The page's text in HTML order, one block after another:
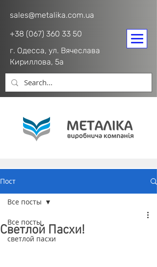
sales@metalika.com.ua
+38 (067) 360 33 50
г. Одесса, ул. Вячеслава
Кириллова, 5а
Пост
Все посты
светлой пасхи
Все посты
Светлой Пасхи!